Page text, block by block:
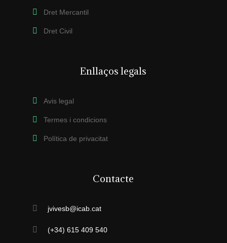
Dret Mercantil
Dret Civil
Enllaços legals
Avis legal
Termes i condicions
Política de privacitat
Contacte
jvivesb@icab.cat
(+34) 615 409 540